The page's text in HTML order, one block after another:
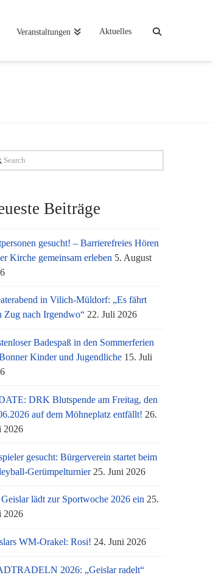
Veranstaltungen Aktuelles
Beiträge
gesucht! – Barrierefreies Hören
Kirche gemeinsam erleben 5. August
in Vilich-Müldorf: „Es fährt
Zug nach Irgendwo“ 22. Juli 2026
Badespaß in den Sommerferien
Kinder und Jugendliche 15. Juli
DRK Blutspende am Freitag, den
auf dem Möhneplatz entfällt! 26.
2026
gesucht: Bürgerverein startet beim
Gerümpelturnier 25. Juni 2026
lädt zur Sportwoche 2026 ein 25.
2026
WM-Orakel: Rosi! 24. Juni 2026
2026: „Geislar radelt“